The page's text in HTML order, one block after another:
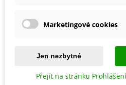
Marketingové cookies
Jen nezbytné
Přejít na stránku